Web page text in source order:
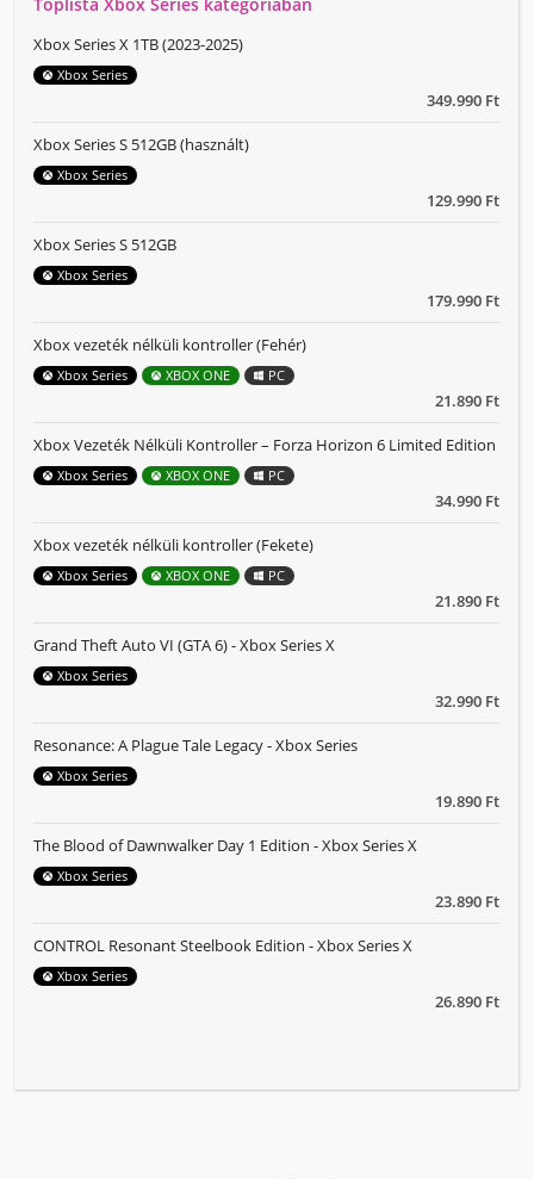
349.990 Ft
Xbox Series X 1TB (2023-2025)
Xbox Series
129.990 Ft
Xbox Series S 512GB (használt)
Xbox Series
179.990 Ft
Xbox Series S 512GB
Xbox Series
21.890 Ft
Xbox vezeték nélküli kontroller (Fehér)
Xbox Series XBOX ONE PC
34.990 Ft
Xbox Vezeték Nélküli Kontroller – Forza Horizon 6 Limited Edition
Xbox Series XBOX ONE PC
21.890 Ft
Xbox vezeték nélküli kontroller (Fekete)
Xbox Series XBOX ONE PC
32.990 Ft
Grand Theft Auto VI (GTA 6) - Xbox Series X
Xbox Series
19.890 Ft
Resonance: A Plague Tale Legacy - Xbox Series
Xbox Series
23.890 Ft
The Blood of Dawnwalker Day 1 Edition - Xbox Series X
Xbox Series
26.890 Ft
CONTROL Resonant Steelbook Edition - Xbox Series X
Xbox Series